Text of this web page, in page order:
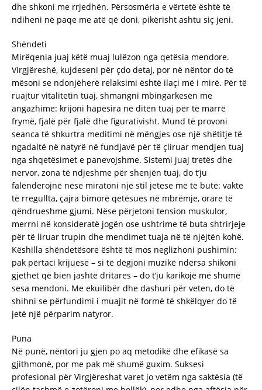
dhe shkoni me rrjedhën. Përsosmëria e vërtetë është të
ndiheni në paqe me atë që doni, pikërisht ashtu siç jeni.
Shëndeti
Mirëqenia juaj këtë muaj lulëzon nga qetësia mendore.
Virgjëreshë, kujdeseni për çdo detaj, por në nëntor do të
mësoni se ndonjëherë relaksimi është ilaçi më i mirë. Për të
ruajtur vitalitetin tuaj, shmangni mbingarkesën me
angazhime: krijoni hapësira në ditën tuaj për të marrë
frymë, fjalë për fjalë dhe figurativisht. Mund të provoni
seanca të shkurtra meditimi në mëngjes ose një shëtitje të
ngadaltë në natyrë në fundjavë për të çliruar mendjen tuaj
nga shqetësimet e panevojshme. Sistemi juaj tretës dhe
nervor, zona të ndjeshme për shenjën tuaj, do t’ju
falënderojnë nëse miratoni një stil jetese më të butë: vakte
të rregullta, çajra bimorë qetësues në mbrëmje, orare të
qëndrueshme gjumi. Nëse përjetoni tension muskulor,
merrni në konsideratë jogën ose ushtrime të buta shtrirjeje
për të liruar trupin dhe mendimet tuaja në të njëjtën kohë.
Këshilla shëndetësore është të mos neglizhoni pushimin:
pak përtaci krijuese – si të dëgjoni muzikë ndërsa shikoni
gjethet që bien jashtë dritares – do t’ju karikojë më shumë
sesa mendoni. Me ekuilibër dhe dashuri për veten, do të
shihni se përfundimi i muajit në formë të shkëlqyer do të
jetë një përparim natyror.
Puna
Në punë, nëntori ju gjen po aq metodikë dhe efikasë sa
gjithmonë, por me pak më shumë guxim. Suksesi
profesional për Virgjëreshat varet jo vetëm nga saktësia (të